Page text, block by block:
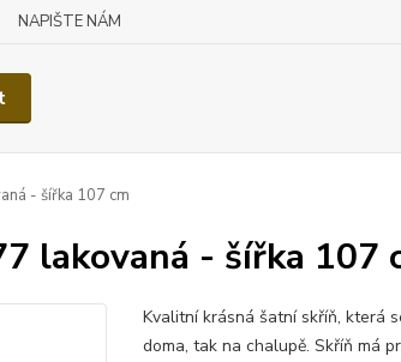
NAPIŠTE NÁM
- šířka 107 cm
lakovaná - šířka 107
Kvalitní krásná šatní skříň, která
doma, tak na chalupě. Skříň má